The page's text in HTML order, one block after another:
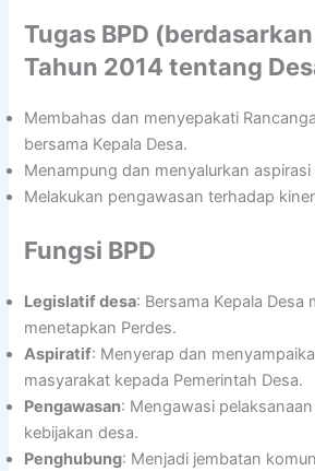
Tugas BPD (berdasarkan
Tahun 2014 tentang
Membahas dan menyepakati
bersama Kepala Desa.
Menampung dan menyalurkan
Melakukan pengawasan terhadap
Fungsi BPD
Legislatif desa: Bersama Kepala Desa
menetapkan Perdes.
Aspiratif: Menyerap dan
masyarakat kepada Pemerintah Desa.
Pengawasan: Mengawasi
kebijakan desa.
Penghubung: Menjadi jembatan